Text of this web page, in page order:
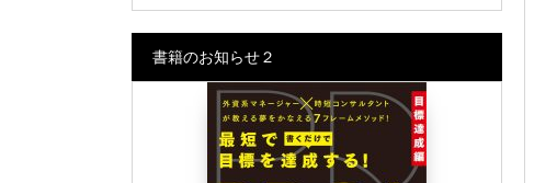
書籍のお知らせ２